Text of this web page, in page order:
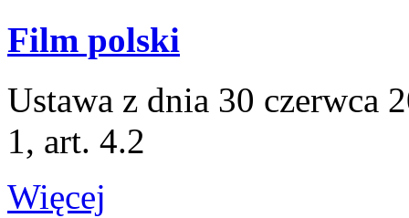
Film polski
Ustawa z dnia 30 czerwca
1, art. 4.2
Więcej